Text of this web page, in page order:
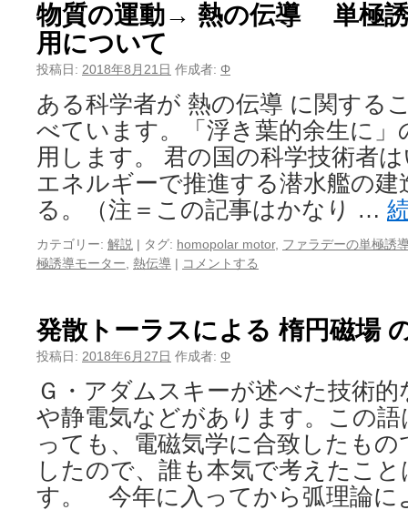
物質の運動→ 熱の伝導 単極誘
用について
投稿日: 2018年8月21日 作成者: Φ
ある科学者が 熱の伝導 に関する
べています。「浮き葉的余生に
用します。 君の国の科学技術者
エネルギーで推進する潜水艦の
る。（注＝この記事はかなり …
カテゴリー: 解説 | タグ: homopolar motor, ファラデーの単極誘
極誘導モーター 熱伝導 | コメントする
発散トーラスによる 楕円磁場
投稿日: 2018年6月27日 作成者: Φ
Ｇ・アダムスキーが述べた技術
や静電気などがあります。この
っても、電磁気学に合致したも
したので、誰も本気で考えたこ
す。 今年に入ってから弧理論